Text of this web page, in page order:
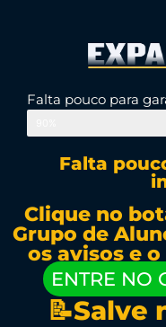
Falta pouco para
Falta
Clique no
Grupo de
os avisos e
ENTRE NO
📝Salve